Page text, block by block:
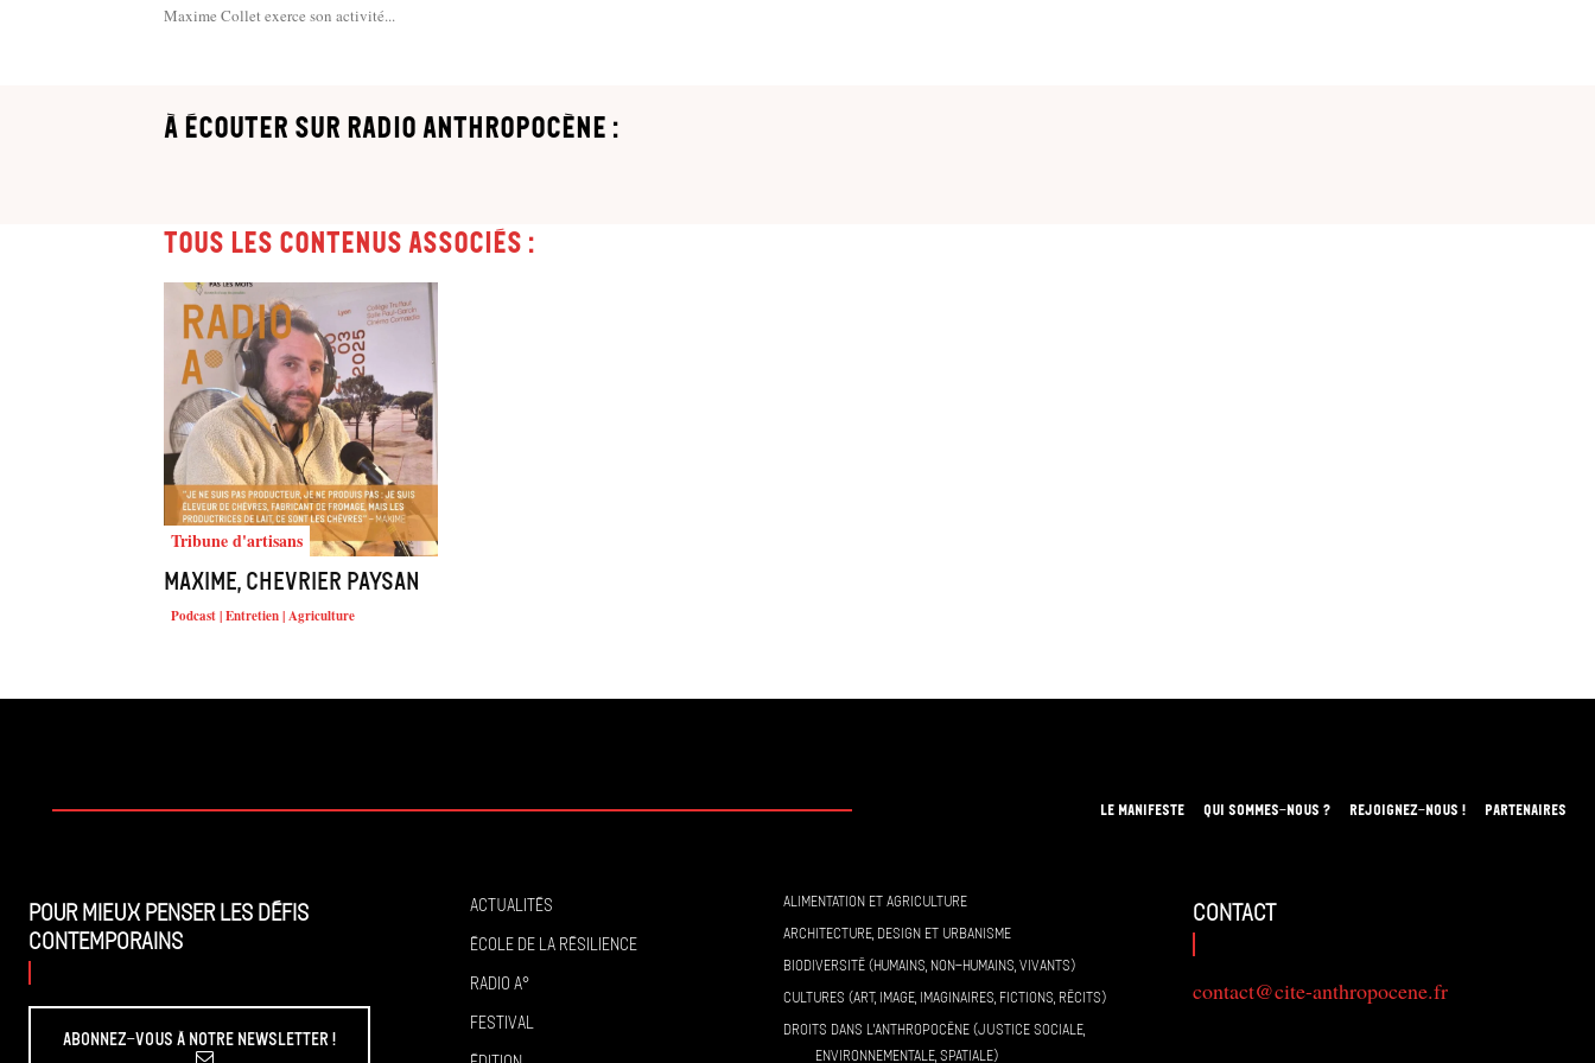
Maxime Collet exerce son activité...
à écouter sur Radio Anthropocène :
Tous les contenus associés :
Tribune d'artisans
Maxime, chevrier paysan
Podcast | Entretien | Agriculture
LE MANIFESTE QUI SOMMES-NOUS ? REJOIGNEZ-NOUS ! PARTENAIRES
Pour mieux penser les défis
contemporains
Abonnez-vous à Notre Newsletter !
Actualités
École de la résilience
Radio A°
Festival
ALIMENTATION ET AGRICULTURE
ARCHITECTURE, DESIGN ET URBANISME
BIODIVERSITÉ (HUMAINS, NON-HUMAINS, VIVANTS)
CULTURES (ART, IMAGE, IMAGINAIRES, FICTIONS, RÉCITS)
DROITS DANS L’ANTHROPOCÈNE (JUSTICE SOCIALE,
ENVIRONNEMENTALE, SPATIALE)
contact
contact@cite-anthropocene.fr